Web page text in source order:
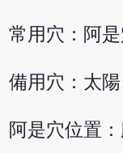
常用穴：阿是
備用穴：太陽
阿是穴位置